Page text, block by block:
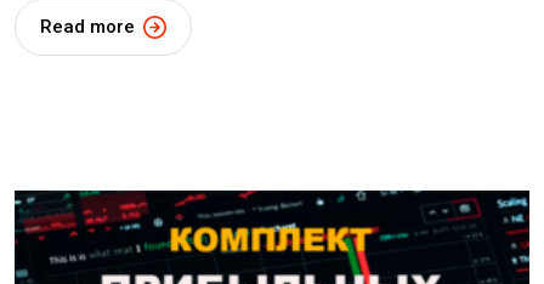
Read more